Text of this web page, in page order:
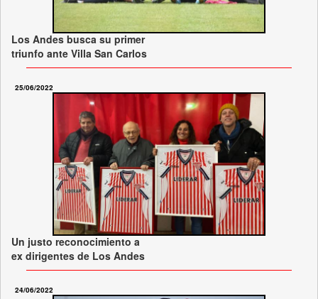
Los Andes busca su primer
triunfo ante Villa San Carlos
25/06/2022
Un justo reconocimiento a
ex dirigentes de Los Andes
24/06/2022